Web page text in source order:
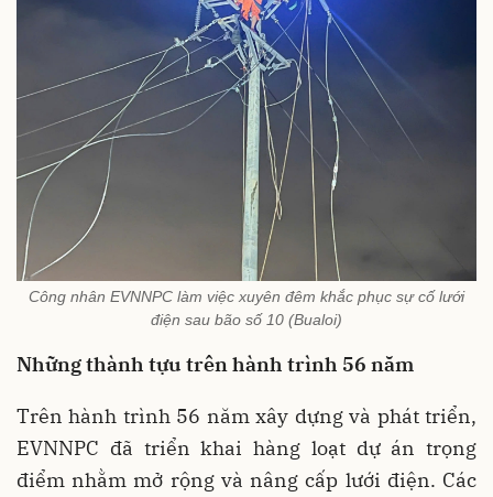
Công nhân EVNNPC làm việc xuyên đêm khắc phục sự cố lưới
điện sau bão số 10 (Bualoi)
Những thành tựu trên hành trình 56 năm
Trên hành trình 56 năm xây dựng và phát triển,
EVNNPC đã triển khai hàng loạt dự án trọng
điểm nhằm mở rộng và nâng cấp lưới điện. Các